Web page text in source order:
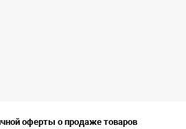
оферты о продаже товаров